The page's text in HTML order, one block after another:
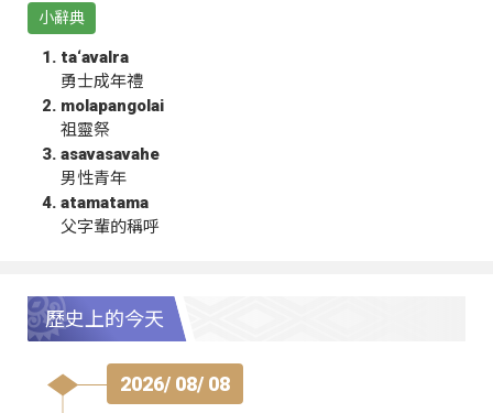
小辭典
ta‘avalra
勇士成年禮
molapangolai
祖靈祭
asavasavahe
男性青年
atamatama
父字輩的稱呼
歷史上的今天
2026/ 08/ 08